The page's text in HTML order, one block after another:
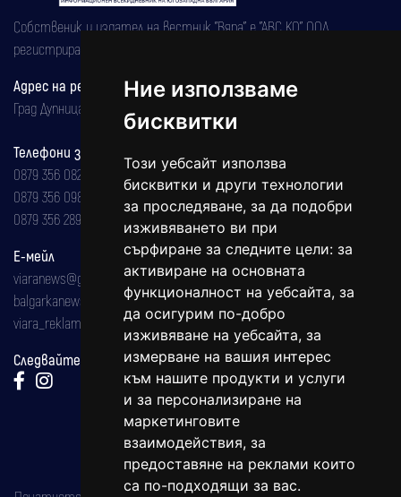
Ние използваме
бисквитки
Този уебсайт използва
бисквитки и други технологии
за проследяване, за да подобри
изживяването ви при
сърфиране за следните цели: за
активиране на основната
функционалност на уебсайта, за
да осигурим по-добро
изживяване на уебсайта, за
измерване на вашия интерес
към нашите продукти и услуги
и за персонализиране на
маркетинговите
взаимодействия, за
предоставяне на реклами които
са по-подходящи за вас.
Собственик и издател на вестник "Вяра" е "АВС КО" ООД,
регистрирана на 08.05.2002 година.
Адрес на редакцията
Град Дупница, ул.''Христо Ботев" 43
Телефони за реклама и абонаменти
0879 356 082
0879 356 098
0879 356 289
Е-мейл
viaranews@gmail.com
balgarkanews@gmail.com
viara_reklama@mail.bg
Следвайте ни: